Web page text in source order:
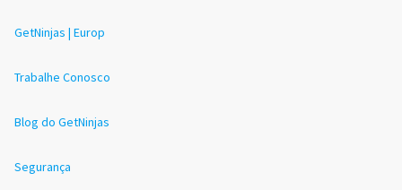
GetNinjas | Europ
Trabalhe Conosco
Blog do GetNinjas
Segurança